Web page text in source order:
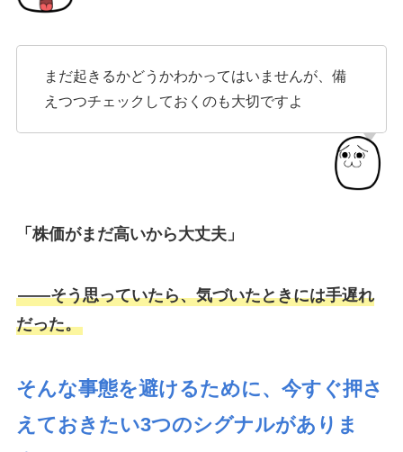
まだ起きるかどうかわかってはいませんが、備
えつつチェックしておくのも大切ですよ
「株価がまだ高いから大丈夫」
——そう思っていたら、気づいたときには手遅れ
だった。
そんな事態を避けるために、今すぐ押さ
えておきたい3つのシグナルがありま